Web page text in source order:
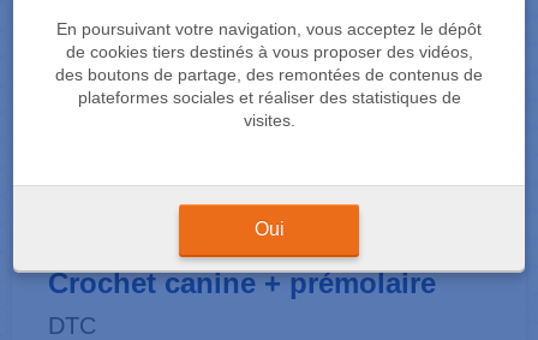
En poursuivant votre navigation, vous acceptez le dépôt
de cookies tiers destinés à vous proposer des vidéos,
des boutons de partage, des remontées de contenus de
plateformes sociales et réaliser des statistiques de
visites.
Oui
DELICATE - Roth .018
Crochet canine + prémolaire
DTC